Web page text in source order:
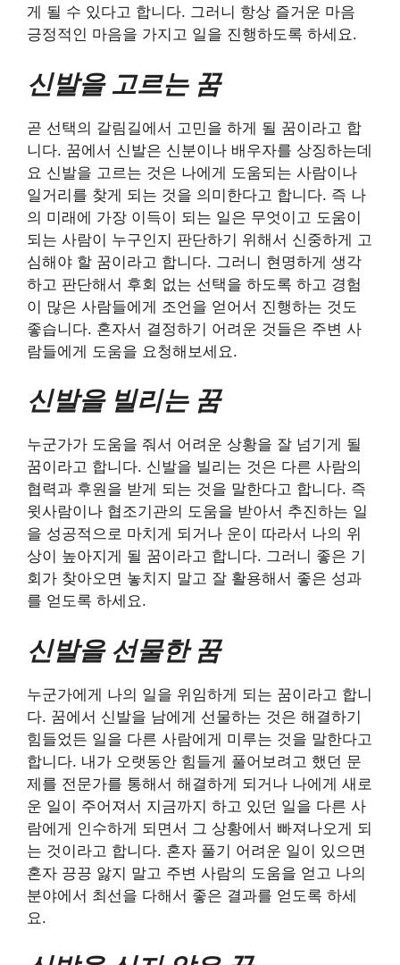
게 될 수 있다고 합니다. 그러니 항상 즐거운 마음
긍정적인 마음을 가지고 일을 진행하도록 하세요.
신발을 고르는 꿈
곧 선택의 갈림길에서 고민을 하게 될 꿈이라고 합
니다. 꿈에서 신발은 신분이나 배우자를 상징하는데
요 신발을 고르는 것은 나에게 도움되는 사람이나
일거리를 찾게 되는 것을 의미한다고 합니다. 즉 나
의 미래에 가장 이득이 되는 일은 무엇이고 도움이
되는 사람이 누구인지 판단하기 위해서 신중하게 고
심해야 할 꿈이라고 합니다. 그러니 현명하게 생각
하고 판단해서 후회 없는 선택을 하도록 하고 경험
이 많은 사람들에게 조언을 얻어서 진행하는 것도
좋습니다. 혼자서 결정하기 어려운 것들은 주변 사
람들에게 도움을 요청해보세요.
신발을 빌리는 꿈
누군가가 도움을 줘서 어려운 상황을 잘 넘기게 될
꿈이라고 합니다. 신발을 빌리는 것은 다른 사람의
협력과 후원을 받게 되는 것을 말한다고 합니다. 즉
윗사람이나 협조기관의 도움을 받아서 추진하는 일
을 성공적으로 마치게 되거나 운이 따라서 나의 위
상이 높아지게 될 꿈이라고 합니다. 그러니 좋은 기
회가 찾아오면 놓치지 말고 잘 활용해서 좋은 성과
를 얻도록 하세요.
신발을 선물한 꿈
누군가에게 나의 일을 위임하게 되는 꿈이라고 합니
다. 꿈에서 신발을 남에게 선물하는 것은 해결하기
힘들었든 일을 다른 사람에게 미루는 것을 말한다고
합니다. 내가 오랫동안 힘들게 풀어보려고 했던 문
제를 전문가를 통해서 해결하게 되거나 나에게 새로
운 일이 주어져서 지금까지 하고 있던 일을 다른 사
람에게 인수하게 되면서 그 상황에서 빠져나오게 되
는 것이라고 합니다. 혼자 풀기 어려운 일이 있으면
혼자 끙끙 앓지 말고 주변 사람의 도움을 얻고 나의
분야에서 최선을 다해서 좋은 결과를 얻도록 하세
요.